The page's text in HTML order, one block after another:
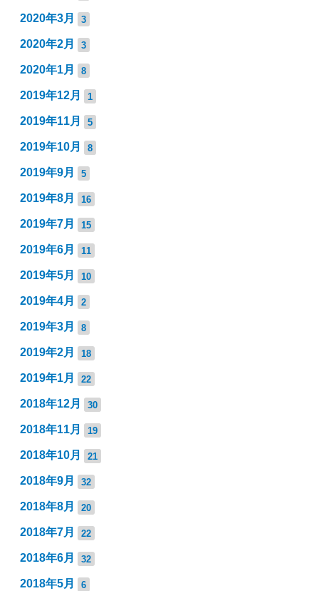
2020年3月 3
2020年2月 3
2020年1月 8
2019年12月 1
2019年11月 5
2019年10月 8
2019年9月 5
2019年8月 16
2019年7月 15
2019年6月 11
2019年5月 10
2019年4月 2
2019年3月 8
2019年2月 18
2019年1月 22
2018年12月 30
2018年11月 19
2018年10月 21
2018年9月 32
2018年8月 20
2018年7月 22
2018年6月 32
2018年5月 6